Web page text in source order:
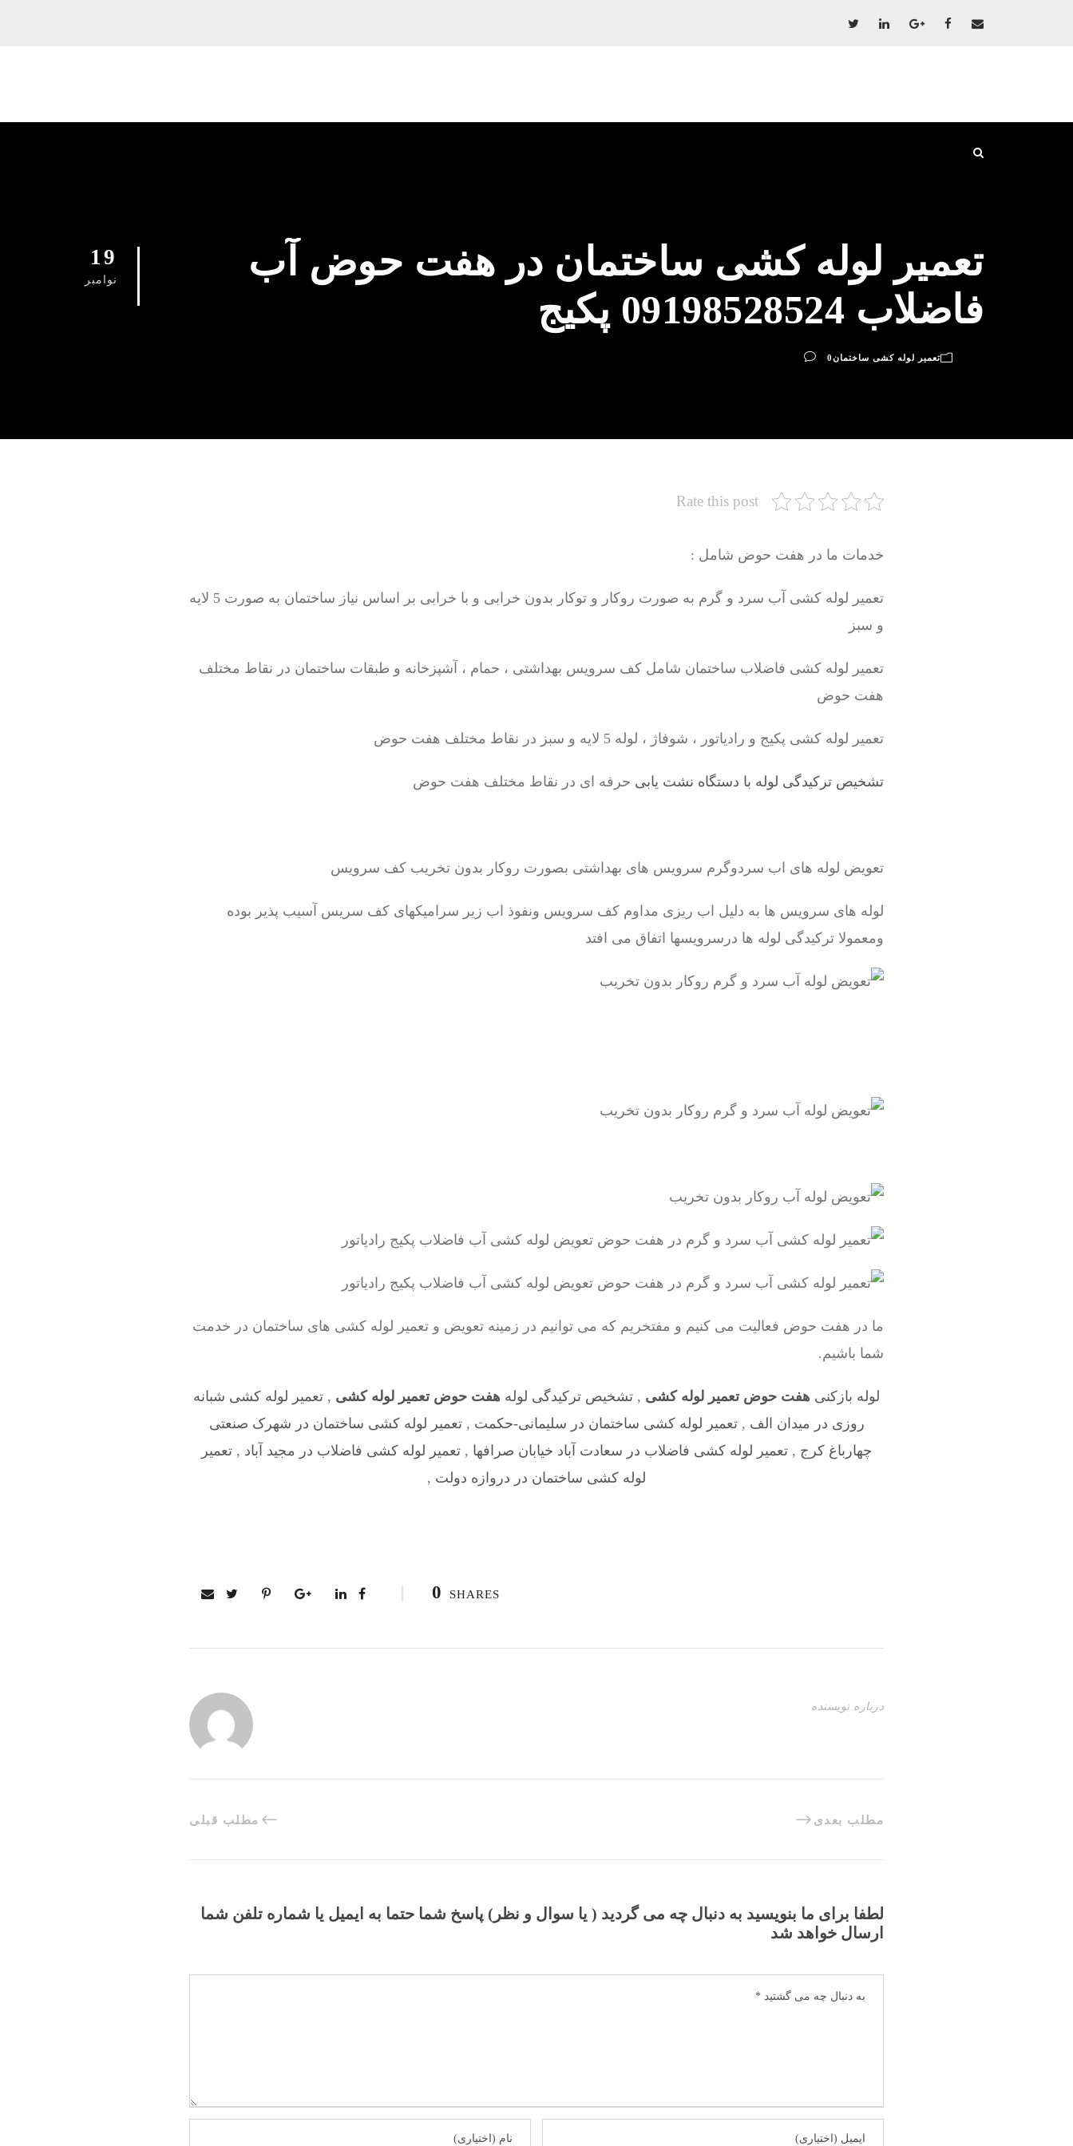
19
نوامبر
تعمیر لوله کشی ساختمان در هفت حوض آب
فاضلاب 09198528524 پکیج
تعمیر لوله کشی ساختمان0
Rate this post
خدمات ما در هفت حوض شامل :
تعمیر لوله کشی آب سرد و گرم به صورت روکار و توکار بدون خرابی و با خرابی بر اساس نیاز ساختمان به صورت 5 لایه
و سبز
تعمیر لوله کشی فاضلاب ساختمان شامل کف سرویس بهداشتی ، حمام ، آشپزخانه و طبقات ساختمان در نقاط مختلف
هفت حوض
تعمیر لوله کشی پکیج و رادیاتور ، شوفاژ ، لوله 5 لایه و سبز در نقاط مختلف هفت حوض
تشخیص ترکیدگی لوله با دستگاه نشت یابی حرفه ای در نقاط مختلف هفت حوض
تعویض لوله های اب سردوگرم سرویس های بهداشتی بصورت روکار بدون تخریب کف سرویس
لوله های سرویس ها به دلیل اب ریزی مداوم کف سرویس ونفوذ اب زیر سرامیکهای کف سریس آسیب پذیر بوده
ومعمولا ترکیدگی لوله ها درسرویسها اتفاق می افتد
ما در هفت حوض فعالیت می کنیم و مفتخریم که می توانیم در زمینه تعویض و تعمیر لوله کشی های ساختمان در خدمت
شما باشیم.
لوله بازکنی هفت حوض تعمیر لوله کشی , تشخیص ترکیدگی لوله هفت حوض تعمیر لوله کشی , تعمیر لوله کشی شبانه
روزی در میدان الف ,تعمیر لوله کشی ساختمان در سلیمانی-حکمت ,تعمیر لوله کشی ساختمان در شهرک صنعتی
چهارباغ کرج , تعمیر لوله کشی فاضلاب در سعادت آباد خیابان صرافها , تعمیر لوله کشی فاضلاب در مجید آباد , تعمیر
لوله کشی ساختمان در دروازه دولت ,
0 SHARES
درباره نویسنده
مطلب قبلی مطلب بعدی
لطفا برای ما بنویسید به دنبال چه می گردید ( یا سوال و نظر) پاسخ شما حتما به ایمیل یا شماره تلفن شما
ارسال خواهد شد